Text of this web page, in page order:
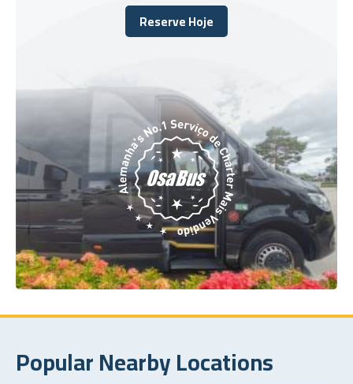
Reserve Hoje
Reserve Hoje
Popular Nearby Locations